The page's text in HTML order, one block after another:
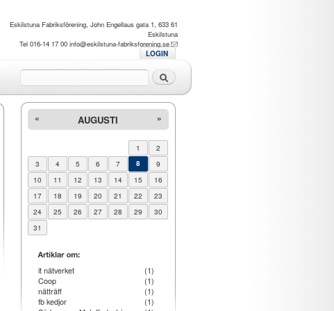
Eskilstuna Fabriksförening, John Engellaus gata 1, 633 61
Eskilstuna
Tel 016-14 17 00 info@eskilstuna-fabriksforening.se
Sök
LOGIN
AUGUSTI
« »
1
2
3
4 5 6 7 8
9
10
11 12 13 14 15
16
17
18 19 20 21 22
23
24
25 26 27 28 29
30
31
it nätverket
(1)
Coop
(1)
nätträff
(1)
fb kedjor
(1)